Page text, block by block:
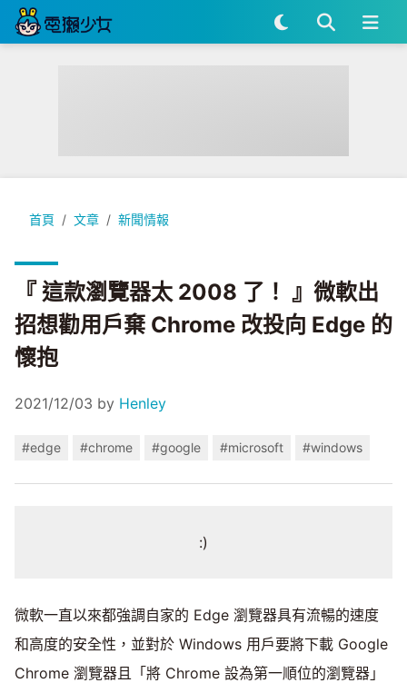
首頁 文章 新聞情報
『 這款瀏覽器太 2008 了！ 』微軟出招想勸用戶棄 Chrome 改
『 這款瀏覽器太 2008 了！ 』微軟出
招想勸用戶棄 Chrome 改投向 Edge 的
懷抱
2021/12/03 by Henley
#edge #chrome #google #microsoft #windows
:)
微軟一直以來都強調自家的 Edge 瀏覽器具有流暢的速度
和高度的安全性，並對於 Windows 用戶要將下載 Google
Chrome 瀏覽器且「將 Chrome 設為第一順位的瀏覽器」